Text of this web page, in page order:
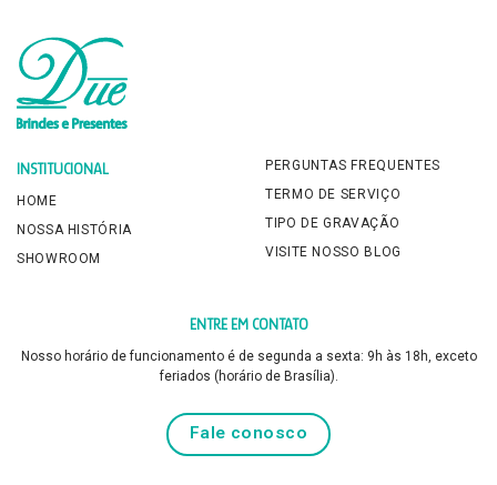
INSTITUCIONAL
HOME
NOSSA HISTÓRIA
SHOWROOM
PERGUNTAS FREQUENTES
TERMO DE SERVIÇO
TIPO DE GRAVAÇÃO
VISITE NOSSO BLOG
ENTRE EM CONTATO
Nosso horário de funcionamento é de segunda a sexta: 9h às 18h, exceto
feriados (horário de Brasília).
Fale conosco